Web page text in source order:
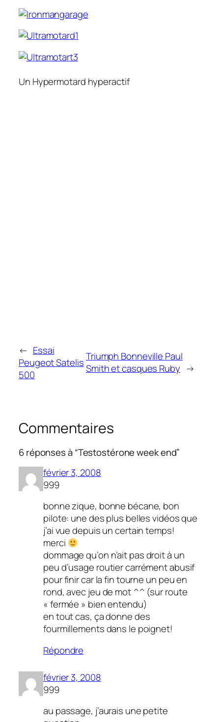
Un Hypermotard hyperactif
← Essai
Peugeot Satelis
500
Triumph Bonneville Paul
Smith et casques Ruby →
Commentaires
6 réponses à “Testostérone week end”
février 3, 2008
999
bonne zique, bonne bécane, bon
pilote: une des plus belles vidéos que
j’ai vue depuis un certain temps!
merci
dommage qu’on n’ait pas droit à un
peu d’usage routier carrément abusif
pour finir car la fin tourne un peu en
rond, avec jeu de mot ^^ (sur route
« fermée » bien entendu)
en tout cas, ça donne des
fourmillements dans le poignet!
Répondre
février 3, 2008
999
au passage, j’aurais une petite